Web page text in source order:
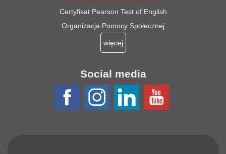
Certyfikat Pearson Test of English
Organizacja Pomocy Społecznej
więcej
Social media